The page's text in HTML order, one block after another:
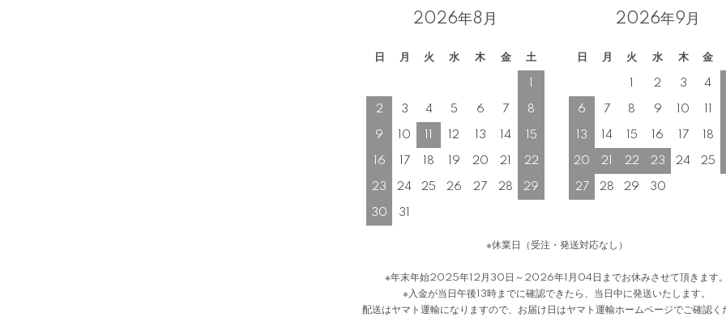
2026年8月
日 月 火 水 木 金 土
2 3 4 5 6 7 8
9 10 12 13 14 15
16 17 18 19 20 21 22
23 24 25 26 27 28 29
30 31
2026年9月
日 月 火 水 木 金
2 3 4
6 7 8 9 10
13 14 15 16 17 18
20 21 22 23 24 25
27 28 29 30
※休業日（受注・発送対応なし）
※年末年始2025年12月30日～2026年1月04日までお休みさせて頂きます。
※入金が当日午後13時までに確認できたら、当日中に発送いたします。
配送はヤマト運輸になりますので、お届け日はヤマト運輸ホームページでご確認く